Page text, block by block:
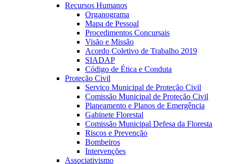
Recursos Humanos
Organograma
Mapa de Pessoal
Procedimentos Concursais
Visão e Missão
Acordo Coletivo de Trabalho 2019
SIADAP
Código de Ética e Conduta
Proteção Civil
Serviço Municipal de Proteção Civil
Comissão Municipal de Proteção Civil
Planeamento e Planos de Emergência
Gabinete Florestal
Comissão Municipal Defesa da Floresta
Riscos e Prevenção
Bombeiros
Intervenções
Associativismo